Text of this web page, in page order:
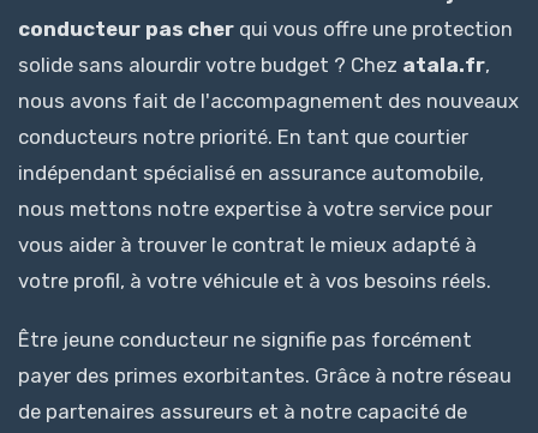
conducteur pas cher qui vous offre une protection
solide sans alourdir votre budget ? Chez atala.fr,
nous avons fait de l'accompagnement des nouveaux
conducteurs notre priorité. En tant que courtier
indépendant spécialisé en assurance automobile,
nous mettons notre expertise à votre service pour
vous aider à trouver le contrat le mieux adapté à
votre profil, à votre véhicule et à vos besoins réels.
Être jeune conducteur ne signifie pas forcément
payer des primes exorbitantes. Grâce à notre réseau
de partenaires assureurs et à notre capacité de